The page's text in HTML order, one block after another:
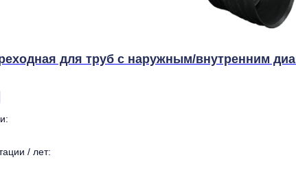
для труб с наружным/внутренним
/ лет: